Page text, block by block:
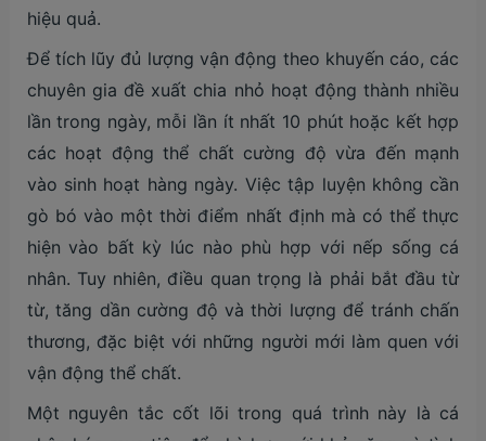
hiệu quả.
Để tích lũy đủ lượng vận động theo khuyến cáo, các
chuyên gia đề xuất chia nhỏ hoạt động thành nhiều
lần trong ngày, mỗi lần ít nhất 10 phút hoặc kết hợp
các hoạt động thể chất cường độ vừa đến mạnh
vào sinh hoạt hàng ngày. Việc tập luyện không cần
gò bó vào một thời điểm nhất định mà có thể thực
hiện vào bất kỳ lúc nào phù hợp với nếp sống cá
nhân. Tuy nhiên, điều quan trọng là phải bắt đầu từ
từ, tăng dần cường độ và thời lượng để tránh chấn
thương, đặc biệt với những người mới làm quen với
vận động thể chất.
Một nguyên tắc cốt lõi trong quá trình này là cá